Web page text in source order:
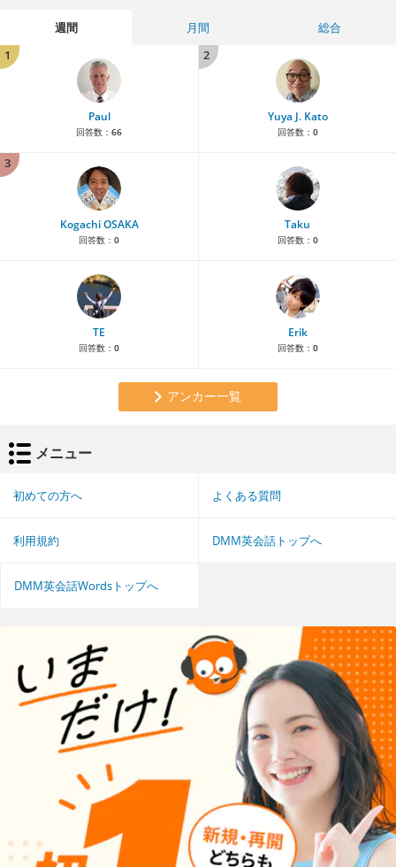
週間 月間
総合
1
Paul
回答数： 66
2
Yuya J. Kato
回答数： 0
3
Kogachi OSAKA
回答数： 0
Taku
回答数： 0
TE
回答数： 0
Erik
回答数： 0
アンカー一覧
メニュー
初めての方へ よくある質問
利用規約 DMM英会話トップへ
DMM英会話Wordsトップへ